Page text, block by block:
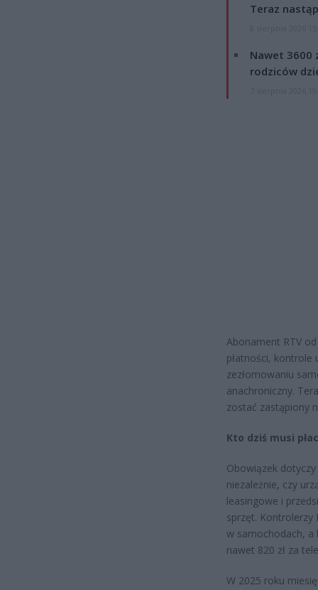
Teraz
Nawet 3600
rodziców
Abonament RTV
płatności, kontrole
zezłomowaniu
anachroniczny.
zostać zastąpiony
Kto dziś musi
Obowiązek
niezależnie, czy
leasingowe i
sprzęt. Kontrolerzy
w samochodach, a
nawet 820 zł za
W 2025 roku